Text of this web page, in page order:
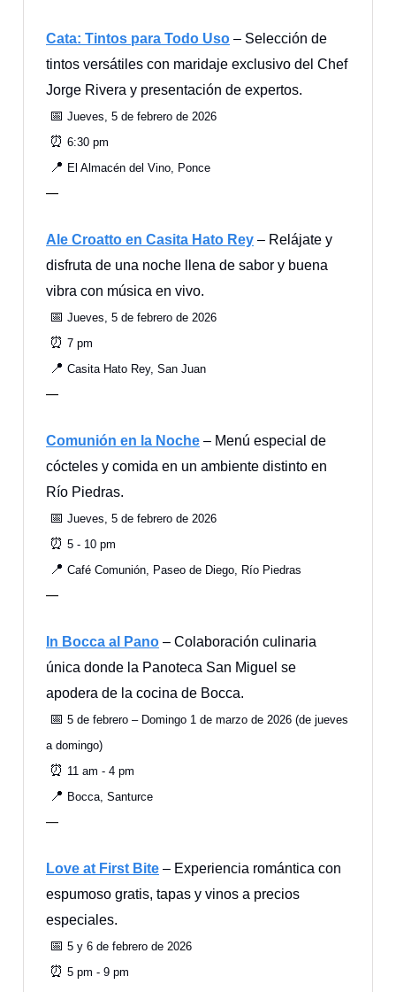
Cata: Tintos para Todo Uso – Selección de
tintos versátiles con maridaje exclusivo del Chef
Jorge Rivera y presentación de expertos.
📅 Jueves, 5 de febrero de 2026
⏰ 6:30 pm
📍 El Almacén del Vino, Ponce
—
Ale Croatto en Casita Hato Rey – Relájate y
disfruta de una noche llena de sabor y buena
vibra con música en vivo.
📅 Jueves, 5 de febrero de 2026
⏰ 7 pm
📍 Casita Hato Rey, San Juan
—
Comunión en la Noche – Menú especial de
cócteles y comida en un ambiente distinto en
Río Piedras.
📅 Jueves, 5 de febrero de 2026
⏰ 5 - 10 pm
📍 Café Comunión, Paseo de Diego, Río Piedras
—
In Bocca al Pano – Colaboración culinaria
única donde la Panoteca San Miguel se
apodera de la cocina de Bocca.
📅 5 de febrero – Domingo 1 de marzo de 2026 (de jueves
a domingo)
⏰ 11 am - 4 pm
📍 Bocca, Santurce
—
Love at First Bite – Experiencia romántica con
espumoso gratis, tapas y vinos a precios
especiales.
📅 5 y 6 de febrero de 2026
⏰ 5 pm - 9 pm